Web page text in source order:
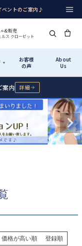
ベントのご案内♪
&販売
ス クローゼット
▾
お客様
の声
About
Us
アイテムから探す
イズで選ぶ→
シューズ
シーンから探す
→
ご利用ガイド
実店舗・写真スタジオ
案内 詳細
価格が高い順 登録順